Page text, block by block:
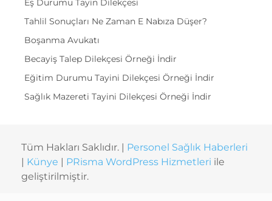
Eş Durumu Tayin Dilekçesi
Tahlil Sonuçları Ne Zaman E Nabıza Düşer?
Boşanma Avukatı
Becayiş Talep Dilekçesi Örneği İndir
Eğitim Durumu Tayini Dilekçesi Örneği İndir
Sağlık Mazereti Tayini Dilekçesi Örneği İndir
Tüm Hakları Saklıdır. | Personel Sağlık Haberleri
| Künye | PRisma WordPress Hizmetleri ile
geliştirilmiştir.